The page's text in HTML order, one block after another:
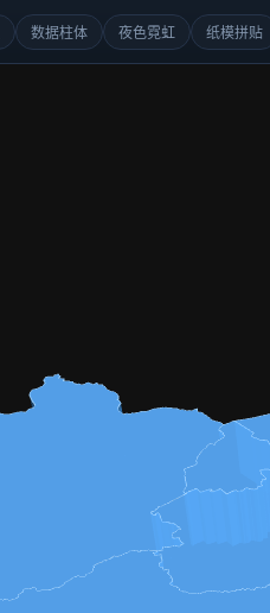
数据柱体 夜色霓虹 纸模拼贴